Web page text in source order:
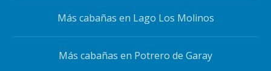
Más cabañas en Lago Los Molinos
Más cabañas en Potrero de Garay